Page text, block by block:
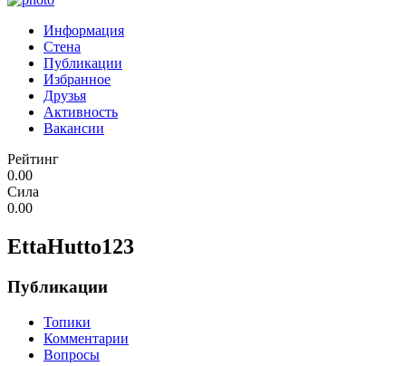
Информация
Стена
Публикации
Избранное
Друзья
Активность
Вакансии
Рейтинг
0.00
Сила
0.00
EttaHutto123
Публикации
Топики
Комментарии
Вопросы